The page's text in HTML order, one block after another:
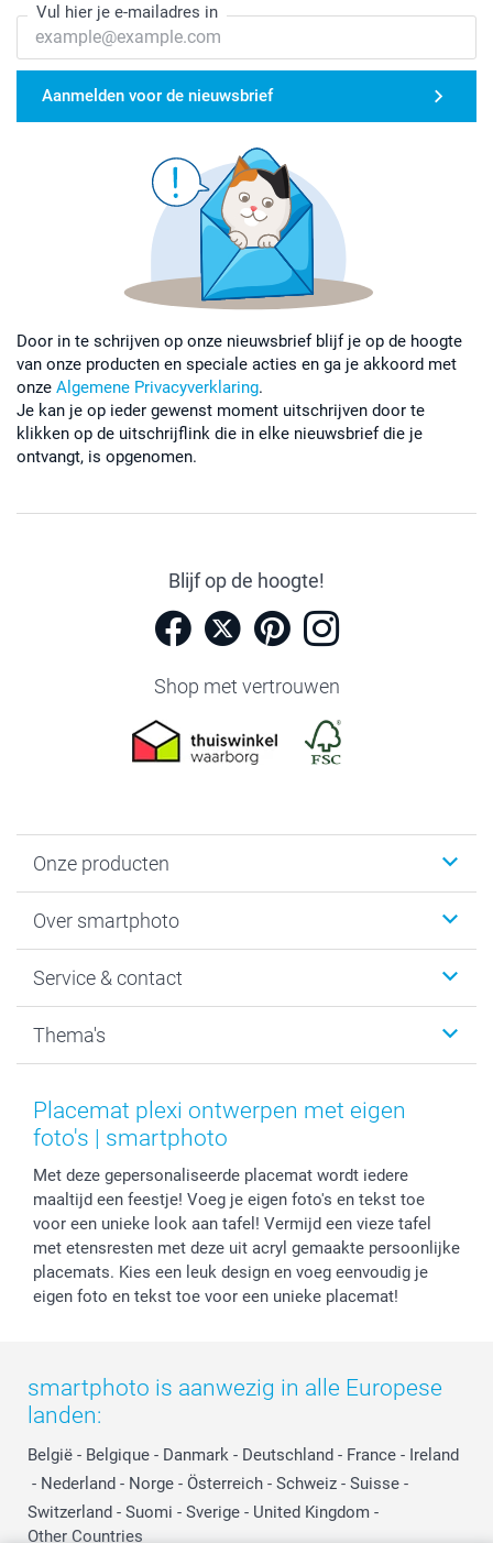
Vul hier je e-mailadres in
Aanmelden voor de nieuwsbrief
Door in te schrijven op onze nieuwsbrief blijf je op de hoogte
van onze producten en speciale acties en ga je akkoord met
onze Algemene Privacyverklaring.
Je kan je op ieder gewenst moment uitschrijven door te
klikken op de uitschrijflink die in elke nieuwsbrief die je
ontvangt, is opgenomen.
Blijf op de hoogte!
Shop met vertrouwen
Onze producten
Fotoboeken
Fotocadeaus
Kaarten
Over smartphoto
Vacatures
Bestelproces
Herroepingsrecht
Privacy
Reviews
Investor Relations
Service & contact
Tevredenheidsgarantie
Mijn orderstatus
smartbonus
service@smartphoto.nl
Affiliate partnerprogramma
Partnerships
Influencer partnerprogramma
Thema's
Baby
Moederdag
Huwelijk
Placemat plexi ontwerpen met eigen
foto's | smartphoto
Met deze gepersonaliseerde placemat wordt iedere
maaltijd een feestje! Voeg je eigen foto's en tekst toe
voor een unieke look aan tafel! Vermijd een vieze tafel
met etensresten met deze uit acryl gemaakte persoonlijke
placemats. Kies een leuk design en voeg eenvoudig je
eigen foto en tekst toe voor een unieke placemat!
smartphoto is aanwezig in alle Europese
landen:
België - Belgique - Danmark - Deutschland - France - Ireland
- Nederland - Norge - Österreich - Schweiz - Suisse -
Switzerland - Suomi - Sverige - United Kingdom -
Other Countries